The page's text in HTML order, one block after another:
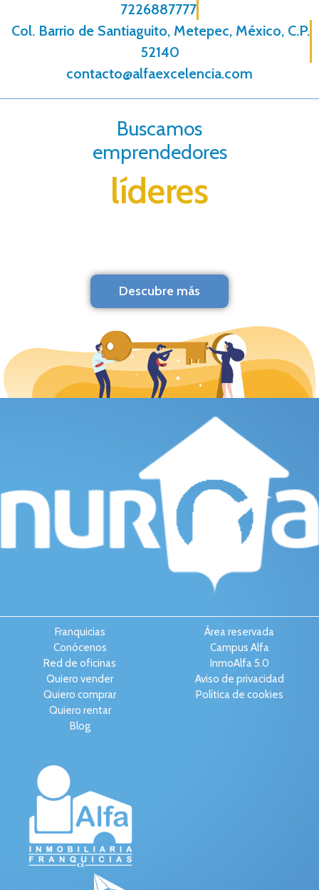
7226887777
Col. Barrio de Santiaguito, Metepec, México, C.P.
52140
contacto@alfaexcelencia.com
Buscamos
emprendedores
líderes
Descubre más
Franquicias
Conócenos
Red de oficinas
Quiero vender
Quiero comprar
Quiero rentar
Blog
Área reservada
Campus Alfa
InmoAlfa 5.0
Aviso de privacidad
Política de cookies